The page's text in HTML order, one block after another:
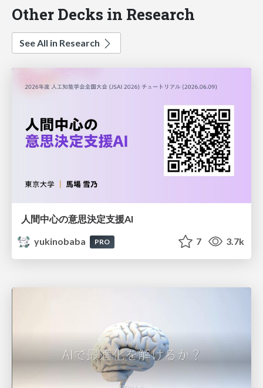
Other Decks in Research
See All in Research
人間中心の意思決定支援AI
yukinobaba
PRO 7 3.7k